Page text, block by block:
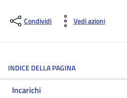
Condividi Vedi azioni
INDICE DELLA PAGINA
Incarichi